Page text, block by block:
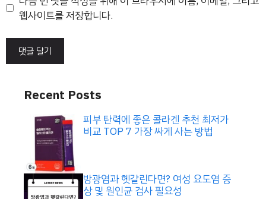
트 웹사이트를 저장합니다.
Recent Posts
피부 탄력에 좋은 콜라겐 추천 최저가
비교 TOP 7 가장 싸게 사는 방법
방광염과 헷갈린다면? 여성 요도염 증
상 및 원인균 검사 필요성